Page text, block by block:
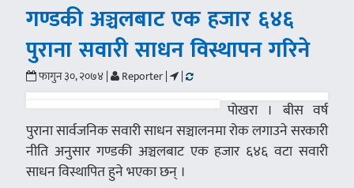
गण्डकी अञ्चलबाट एक हजार ६४६
पुराना सवारी साधन विस्थापन गरिने
फागुन ३०, २०७४ | Reporter | |
पोखरा । बीस वर्ष
पुराना सार्वजनिक सवारी साधन सञ्चालनमा रोक लगाउने सरकारी
नीति अनुसार गण्डकी अञ्चलबाट एक हजार ६४६ वटा सवारी
साधन विस्थापित हुने भएका छन् ।